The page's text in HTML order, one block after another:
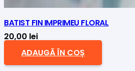
BATIST FIN IMPRIMEU FLORAL
20,00 lei
ADAUGĂ ÎN COȘ